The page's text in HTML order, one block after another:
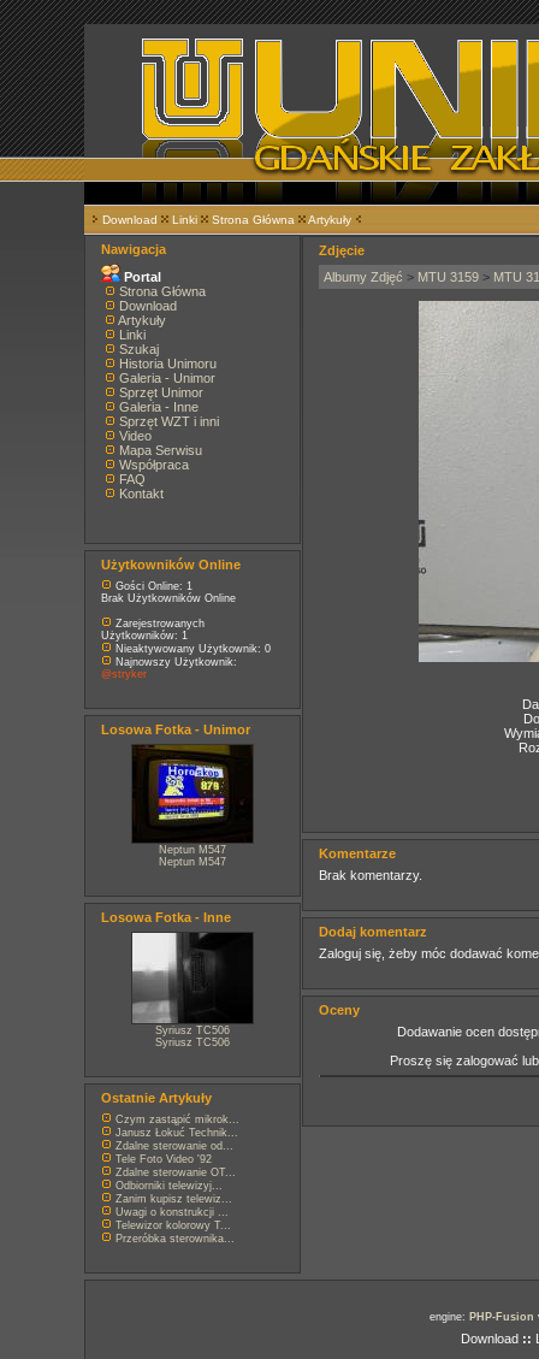
Download Linki Strona Główna Artykuły
Nawigacja
Portal
Strona Główna
Download
Artykuły
Linki
Szukaj
Historia Unimoru
Galeria - Unimor
Sprzęt Unimor
Galeria - Inne
Sprzęt WZT i inni
Video
Mapa Serwisu
Współpraca
FAQ
Kontakt
Użytkowników Online
Gości Online: 1
Brak Użytkowników Online
Zarejestrowanych
Użytkowników: 1
Nieaktywowany Użytkownik: 0
Najnowszy Użytkownik:
@stryker
Losowa Fotka - Unimor
Neptun M547
Neptun M547
Losowa Fotka - Inne
Syriusz TC506
Syriusz TC506
Ostatnie Artykuły
Czym zastąpić mikrok...
Janusz Łokuć Technik...
Zdalne sterowanie od...
Tele Foto Video '92
Zdalne sterowanie OT...
Odbiorniki telewizyj...
Zanim kupisz telewiz...
Uwagi o konstrukcji ...
Telewizor kolorowy T...
Przeróbka sterownika...
Zdjęcie
Albumy Zdjęć > MTU 3159 > MTU
Komentarze
Brak komentarzy.
Dodaj komentarz
Zaloguj się, żeby móc dodawać
Oceny
Dodawanie ocen
Proszę się zalogować
engine: PHP-Fusion
Download ::